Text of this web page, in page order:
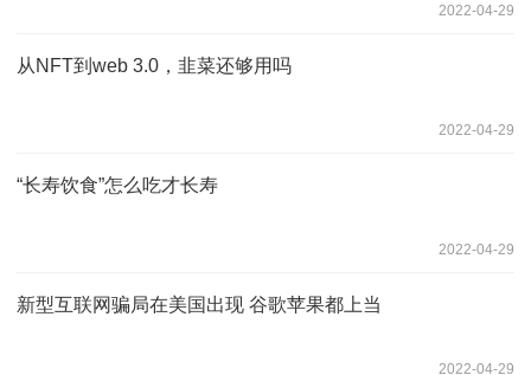
2022-04-29
从NFT到web 3.0，韭菜还够用吗
2022-04-29
“长寿饮食”怎么吃才长寿
2022-04-29
新型互联网骗局在美国出现 谷歌苹果都上当
2022-04-29